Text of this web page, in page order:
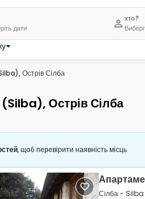
Острів Сілба
дати
хто?
Острів Сілба
, щоб перевірити наявність місць
Сілба -